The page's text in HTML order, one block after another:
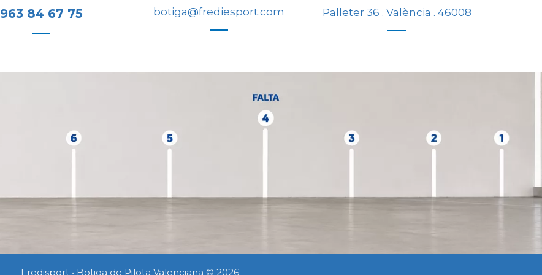
963 84 67 75 botiga@frediesport.com Palleter 36 . València . 46008
Fredisport • Botiga de Pilota Valenciana © 2026